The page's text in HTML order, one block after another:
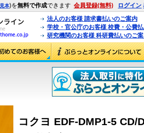
見本)を無料で作成できます 会員登録(無料) ログイン
法人のお客様 請求書払いのご案内
学校・官公庁のお客様 校費・公費
研究機関のお客様 科研費払いのご
コクヨ EDF-DMP1-5 CD/